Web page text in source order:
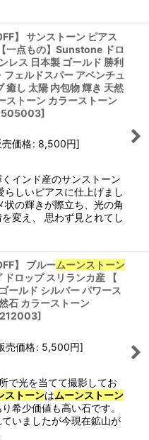
】 サンストーン ピアス
一点もの】Sunstone ドロ
レス 日本製 ゴールド 勝利
ェルドスパー アベンチュ
癒し 太陽 内包物 輝き 天然
ストーン カラーストーン
]
価格: 8,500円]
インド産のサンストーン
らしいピアスに仕上げまし
状の輝きが際立ち、光の角
変え、 思わず見とれてし
】 ブルームーンストーン
ロップ スリランカ産 【
ールド シルバー パワース
石 カラーストーン
]
売価格: 5,500円]
で光を当てて撮影してお
ストーンはムーンストーン
希少価値も高い石です。
いましたが今現在鉱山が